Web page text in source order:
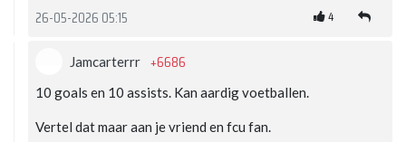
26-05-2026 05:15 4
Jamcarterrr +6686
10 goals en 10 assists. Kan aardig voetballen.
Vertel dat maar aan je vriend en fcu fan.